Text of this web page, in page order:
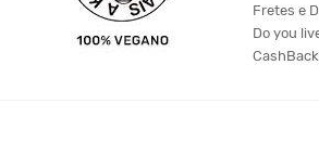
Fretes e
Do you
CashBack